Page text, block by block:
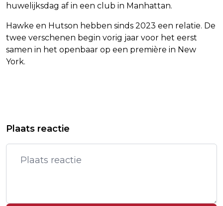
huwelijksdag af in een club in Manhattan.
Hawke en Hutson hebben sinds 2023 een relatie. De
twee verschenen begin vorig jaar voor het eerst
samen in het openbaar op een première in New
York.
AMERIKAANSE FINALE IN DALLAS
VERMEENDE SCHUTTER BONDI BEACH
VERSCHIJNT IN RECHTSZAAL
Plaats reactie